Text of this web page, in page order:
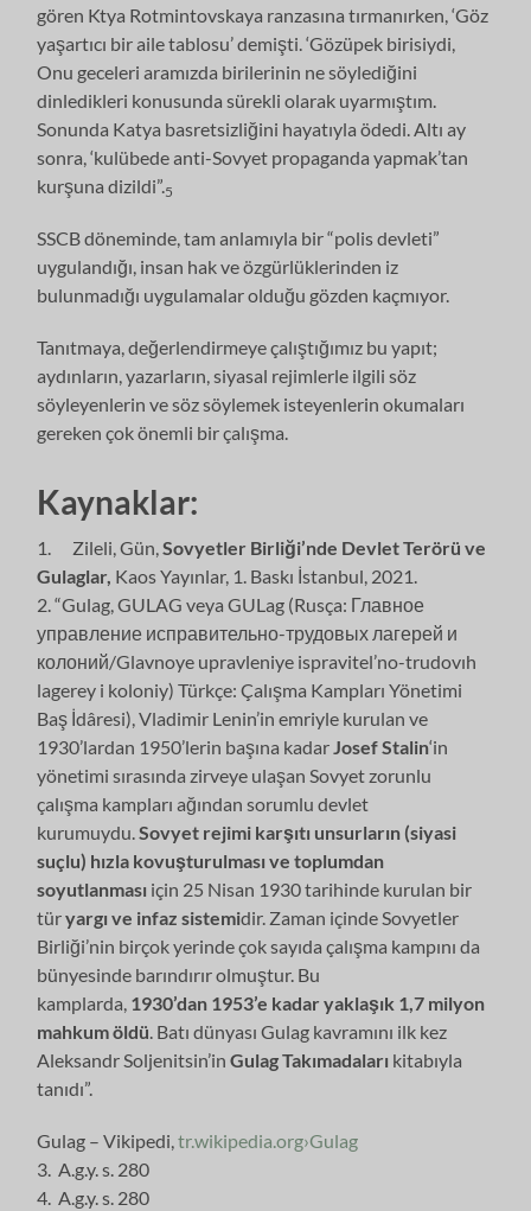
gören Ktya Rotmintovskaya ranzasına tırmanırken, ‘Göz
yaşartıcı bir aile tablosu’ demişti. ‘Gözüpek birisiydi,
Onu geceleri aramızda birilerinin ne söylediğini
dinledikleri konusunda sürekli olarak uyarmıştım.
Sonunda Katya basretsizliğini hayatıyla ödedi. Altı ay
sonra, ‘kulübede anti-Sovyet propaganda yapmak’tan
kurşuna dizildi”. 5
SSCB döneminde, tam anlamıyla bir “polis devleti”
uygulandığı, insan hak ve özgürlüklerinden iz
bulunmadığı uygulamalar olduğu gözden kaçmıyor.
Tanıtmaya, değerlendirmeye çalıştığımız bu yapıt;
aydınların, yazarların, siyasal rejimlerle ilgili söz
söyleyenlerin ve söz söylemek isteyenlerin okumaları
gereken çok önemli bir çalışma.
Kaynaklar:
1. Zileli, Gün,Sovyetler Birliği’nde Devlet Terörü ve
Gulaglar, Kaos Yayınlar, 1. Baskı İstanbul, 2021.
2. “Gulag, GULAG veya GULag (Rusça: Главное
управление исправительно-трудовых лагерей и
колоний/Glavnoye upravleniye ispravitel’no-trudovıh
lagerey i koloniy) Türkçe: Çalışma Kampları Yönetimi
Baş İdâresi), Vladimir Lenin’in emriyle kurulan ve
1930’lardan 1950’lerin başına kadar Josef Stalin‘in
yönetimi sırasında zirveye ulaşan Sovyet zorunlu
çalışma kampları ağından sorumlu devlet
kurumuydu.Sovyet rejimi karşıtı unsurların (siyasi
suçlu) hızla kovuşturulması ve toplumdan
soyutlanması için 25 Nisan 1930 tarihinde kurulan bir
türyargı ve infaz sistemidir. Zaman içinde Sovyetler
Birliği’nin birçok yerinde çok sayıda çalışma kampını da
bünyesinde barındırır olmuştur. Bu
kamplarda, 1930’dan 1953’e kadar yaklaşık 1,7 milyon
mahkum öldü . Batı dünyası Gulag kavramını ilk kez
Aleksandr Soljenitsin’inGulag Takımadaları kitabıyla
tanıdı”.
Gulag – Vikipedi,tr.wikipedia.org›Gulag
3. A.g.y. s. 280
4. A.g.y. s. 280